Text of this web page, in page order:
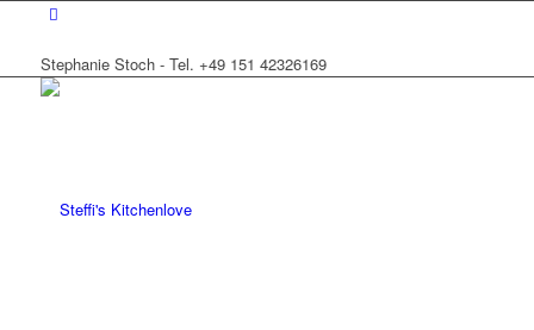
Stephanie Stoch - Tel. +49 151 42326169